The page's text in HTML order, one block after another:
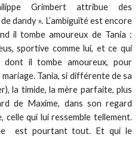
Grimbert attribue des
dandy ». L’ambiguïté est encore
il tombe amoureux de Tania :
sportive comme lui, et ce qui
dont il tombe amoureux, pour
Tania, si différente de sa
la timide, la mère parfaite, plus
de Maxime, dans son regard
celle qui lui ressemble tellement.
est pourtant tout. Et qui le